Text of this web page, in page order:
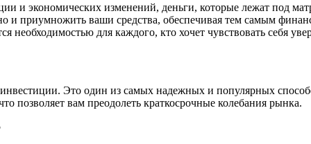
и экономических изменений, деньги, которые лежат под
и приумножить ваши средства, обеспечивая тем самым
необходимостью для каждого, кто хочет чувствовать себя
Это один из самых надежных и популярных
позволяет вам преодолеть краткосрочные колебания рынка.